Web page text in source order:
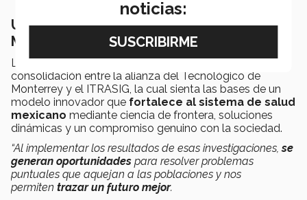
Una alianza entre el Tecnológico de
Monterrey y el ITRASIG
La Unidad de ​​Innovación Genómica y Clínicaes la
consolidación entre la alianza del Tecnológico de
Monterrey y el ITRASIG, la cual sienta las bases de un
modelo innovador que fortalece al sistema de salud
mexicano mediante ciencia de frontera, soluciones
dinámicas y un compromiso genuino con la sociedad.
“Al implementar los resultados de esas investigaciones,se
generan oportunidades para resolver problemas
puntuales que aquejan a las poblaciones y nos
permiten trazar un futuro mejor.
noticias: